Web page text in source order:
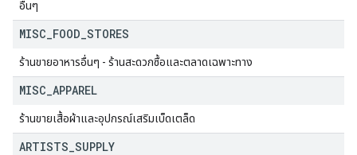
อื่นๆ
MISC FOOD STORES
ร้านขายอาหารอื่นๆ - ร้านสะดวกซื้อและตลาดเฉพาะทาง
MISC APPAREL
ร้านขายเสื้อผ้าและอุปกรณ์เสริมเบ็ดเตล็ด
ARTISTS SUPPLY